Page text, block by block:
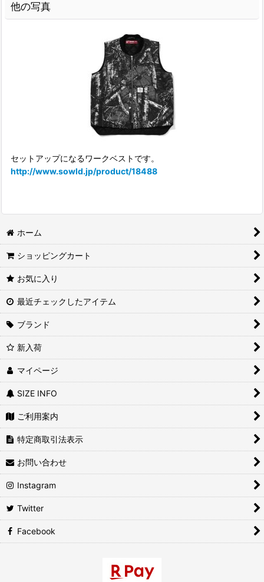
他の写真
セットアップになるワークベストです。
http://www.sowld.jp/product/18488
ホーム
ショッピングカート
お気に入り
最近チェックしたアイテム
ブランド
新入荷
マイページ
SIZE INFO
ご利用案内
特定商取引法表示
お問い合わせ
Instagram
Twitter
Facebook